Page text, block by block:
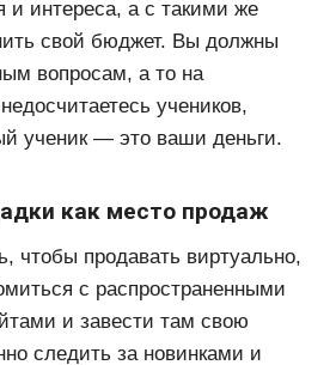
и интереса, а с такими же
свой бюджет. Вы должны
вопросам, а то на
учеников,
ученик — это ваши деньги.
как место продаж
чтобы продавать виртуально,
с распространенными
и завести там свою
следить за новинками и